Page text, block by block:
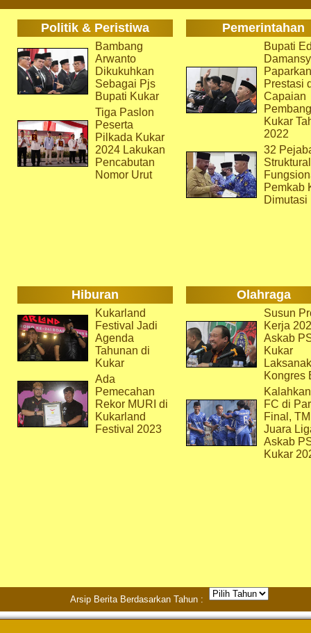
Politik & Peristiwa Pemerintahan
Bambang
Arwanto
Dikukuhkan
Sebagai Pjs
Bupati Kukar
Tiga Paslon
Peserta
Pilkada Kukar
2024 Lakukan
Pencabutan
Nomor Urut
Bupati
Paparkan
Prestasi
Capaian
Kukar
2022
32
Pemkab
Dimutasi
Hiburan Olahraga
Kukarland
Festival Jadi
Agenda
Tahunan di
Kukar
Ada
Pemecahan
Rekor MURI di
Kukarland
Festival 2023
Susun
Kerja
Askab
Kukar
Kongres
FC di
Final,
Juara
Askab
Kukar
Arsip Berita Berdasarkan Tahun :